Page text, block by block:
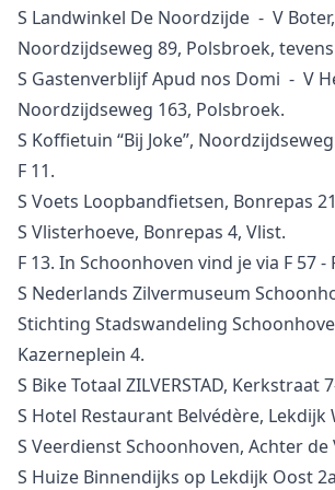
S Landwinkel De Noordzijde - V
Noordzijdseweg 89, Polsbroek,
S Gastenverblijf Apud nos Domi - V
Noordzijdseweg 163, Polsbroek.
S Koffietuin “Bij Joke”,
F 11.
S Voets Loopbandfietsen, Bonrepas
S Vlisterhoeve, Bonrepas 4, Vlist.
F 13. In Schoonhoven vind je via F 57 -
S Nederlands Zilvermuseum
Stichting Stadswandeling
Kazerneplein 4.
S Bike Totaal ZILVERSTAD, Kerkstraat
S Hotel Restaurant Belvédère, Lekdijk
S Veerdienst Schoonhoven, Achter
S Huize Binnendijks op Lekdijk Oost 2a